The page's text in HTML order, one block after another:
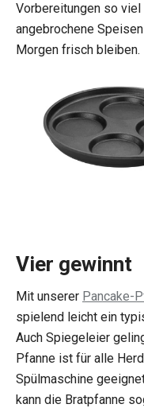
Vorbereitungen so
angebrochene
Morgen frisch bleiben.
Vier gewinnt
Mit unserer Pancake-
spielend leicht ein
Auch Spiegeleier
Pfanne ist für alle
Spülmaschine
kann die Bratpfanne